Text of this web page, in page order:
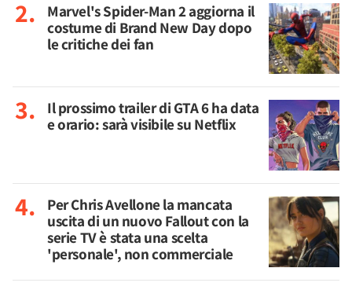
Marvel's Spider-Man 2 aggiorna il
costume di Brand New Day dopo
le critiche dei fan
Il prossimo trailer di GTA 6 ha data
e orario: sarà visibile su Netflix
Per Chris Avellone la mancata
uscita di un nuovo Fallout con la
serie TV è stata una scelta
'personale', non commerciale